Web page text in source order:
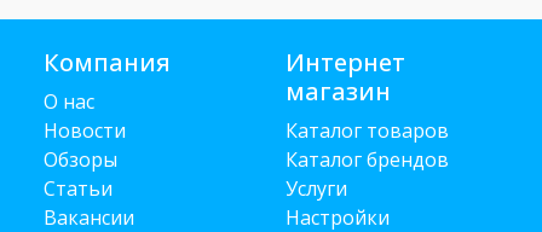
Компания
О нас
Новости
Обзоры
Статьи
Вакансии
Интернет
магазин
Каталог товаров
Каталог брендов
Услуги
Настройки